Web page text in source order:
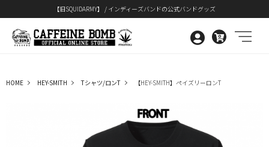
【旧SQUIDARMY】 / インディーズバンドの公式バンドグッズ
0
HOME HEY-SMITH Tシャツ/ロンT 【HEY-SMITH】ペイズリーロンT